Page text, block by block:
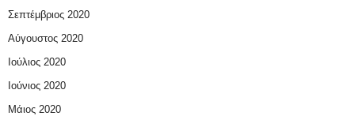
Σεπτέμβριος 2020
Αύγουστος 2020
Ιούλιος 2020
Ιούνιος 2020
Μάιος 2020